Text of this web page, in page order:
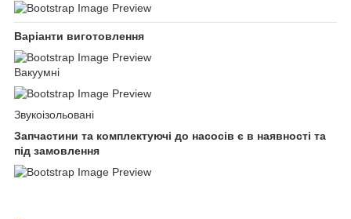
Варіанти виготовлення
Вакуумні
Звукоізольовані
Запчастини та комплектуючі до насосів є в наявності та
під замовлення